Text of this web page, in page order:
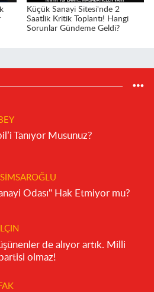
Küçük Sanayi Sitesi'nde 2
Saatlik Kritik Toplantı! Hangi
Sorunlar Gündeme Geldi?
Tanıyor Musunuz?
Odası" Hak Etmiyor mu?
de alıyor artık. Milli
olmaz!